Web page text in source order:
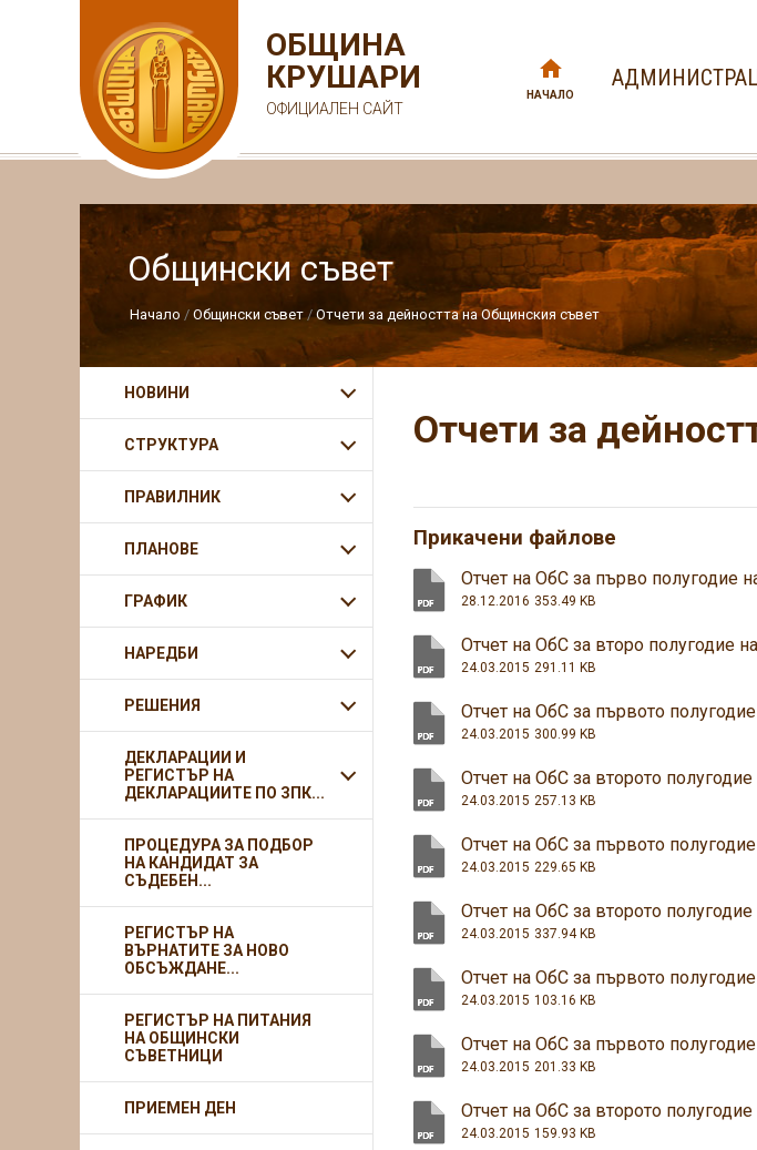
ОБЩИНА
КРУШАРИ
ОФИЦИАЛЕН САЙТ
НАЧАЛО
Общински съвет
Начало Общински съвет Отчети за дейността на Общинския съвет
Отчети за
Прикачени файлове
Отчет на ОбС за първо полугодие
28.12.2016 353.49 KB
Отчет на ОбС за второ полугодие
24.03.2015 291.11 KB
Отчет на ОбС за първото
24.03.2015 300.99 KB
Отчет на ОбС за второто
24.03.2015 257.13 KB
Отчет на ОбС за първото
24.03.2015 229.65 KB
Отчет на ОбС за второто
24.03.2015 337.94 KB
Отчет на ОбС за първото
24.03.2015 103.16 KB
Отчет на ОбС за първото
24.03.2015 201.33 KB
Отчет на ОбС за второто
24.03.2015 159.93 KB
НОВИНИ
СТРУКТУРА
ПРАВИЛНИК
ПЛАНОВЕ
ГРАФИК
НАРЕДБИ
РЕШЕНИЯ
ДЕКЛАРАЦИИ И
РЕГИСТЪР НА
ДЕКЛАРАЦИИТЕ ПО ЗПК...
ПРОЦЕДУРА ЗА ПОДБОР
НА КАНДИДАТ ЗА
СЪДЕБЕН...
РЕГИСТЪР НА
ВЪРНАТИТЕ ЗА НОВО
ОБСЪЖДАНЕ...
РЕГИСТЪР НА ПИТАНИЯ
НА ОБЩИНСКИ
СЪВЕТНИЦИ
ПРИЕМЕН ДЕН